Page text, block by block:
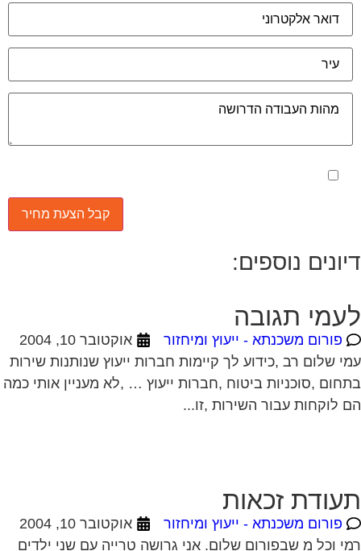
מאשר את תנאי הפרטיות
נוספים:
תגובה
פורום משכנתא - ייעוץ ומיחזור
אוקטובר 10, 2004
שלום רב ,כידוע לך קיימות חברות ייעוץ שנותנות שירות
,סוכניות ביטוח ,חברות ייעוץ … ,לא מעניין אותי כמה
לוקחות עבור השירות ,זו...
זכאות
פורום משכנתא - ייעוץ ומיחזור
אוקטובר 10, 2004
וכל מ שבפורום שלום. אני גרושה טרייה עם שני ילדים